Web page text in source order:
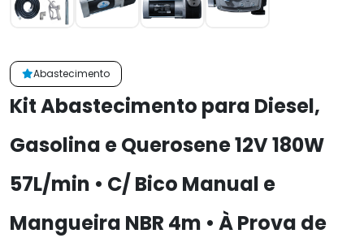
Abastecimento
Kit Abastecimento para Diesel,
Gasolina e Querosene 12V 180W
57L/min • C/ Bico Manual e
Mangueira NBR 4m • À Prova de